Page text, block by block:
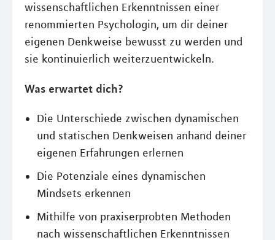
wissenschaftlichen Erkenntnissen einer
renommierten Psychologin, um dir deiner
eigenen Denkweise bewusst zu werden und
sie kontinuierlich weiterzuentwickeln.
Was erwartet dich?
Die Unterschiede zwischen dynamischen
und statischen Denkweisen anhand deiner
eigenen Erfahrungen erlernen
Die Potenziale eines dynamischen
Mindsets erkennen
Mithilfe von praxiserprobten Methoden
nach wissenschaftlichen Erkenntnissen